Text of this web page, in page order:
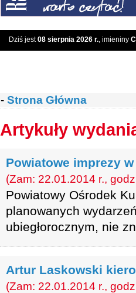
Dziś jest08 sierpnia 2026 r., imieniny
- Strona Główna
Artykuły
Powiatowe imprezy w
(Zam: 22.01.2014 r.,
Powiatowy Ośrodek
planowanych
ubiegłorocznym, nie
Artur Laskowski
(Zam: 22.01.2014 r.,